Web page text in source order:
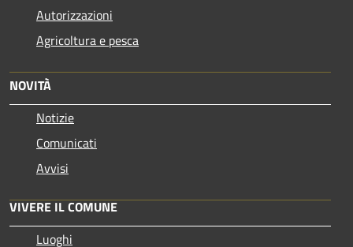
Autorizzazioni
Agricoltura e pesca
NOVITÀ
Notizie
Comunicati
Avvisi
VIVERE IL COMUNE
Luoghi